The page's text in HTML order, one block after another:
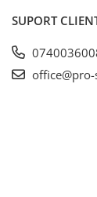
SUPORT